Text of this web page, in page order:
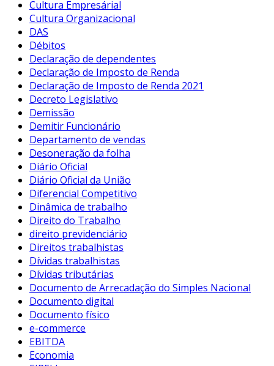
Cultura Empresárial
Cultura Organizacional
DAS
Débitos
Declaração de dependentes
Declaração de Imposto de Renda
Declaração de Imposto de Renda 2021
Decreto Legislativo
Demissão
Demitir Funcionário
Departamento de vendas
Desoneração da folha
Diário Oficial
Diário Oficial da União
Diferencial Competitivo
Dinâmica de trabalho
Direito do Trabalho
direito previdenciário
Direitos trabalhistas
Dívidas trabalhistas
Dívidas tributárias
Documento de Arrecadação do Simples Nacional
Documento digital
Documento físico
e-commerce
EBITDA
Economia